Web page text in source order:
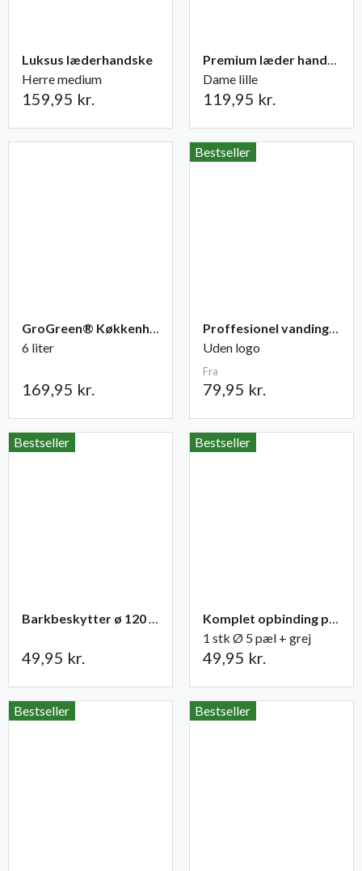
Luksus læderhandske
Herre medium
159,95 kr.
Premium læder handske Flutter
Dame lille
119,95 kr.
GroGreen® Køkkenhave NPK 6-2-6 + 2% Mg
6 liter
169,95 kr.
Bestseller
Proffesionel vandingspose 100 liter
Uden logo
Fra
79,95 kr.
Bestseller
Barkbeskytter ø 120 mm. sort - 65 cm.
49,95 kr.
Bestseller
Komplet opbinding pæl + grej til træer
1 stk Ø 5 pæl + grej
49,95 kr.
Bestseller Bestseller